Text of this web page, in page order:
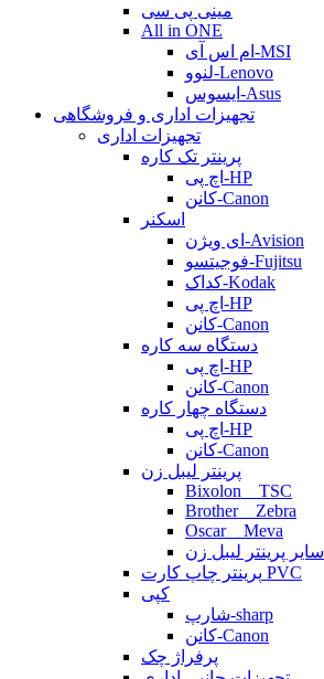
مینی پی سی
All in ONE
ام اس آی-MSI
لنوو-Lenovo
ایسوس-Asus
تجهیزات اداری و فروشگاهی
تجهیزات اداری
پرینتر تک کاره
اچ پی-HP
کانن-Canon
اسکنر
ای ویژن-Avision
فوجیتسو-Fujitsu
کداک-Kodak
اچ پی-HP
کانن-Canon
دستگاه سه کاره
اچ پی-HP
کانن-Canon
دستگاه چهار کاره
اچ پی-HP
کانن-Canon
پرینتر لیبل زن
Bixolon _ TSC
Brother _ Zebra
Oscar _ Meva
سایر پرینتر لیبل زن
پرینتر چاپ کارت PVC
کپی
شارپ-sharp
کانن-Canon
پرفراژ چک